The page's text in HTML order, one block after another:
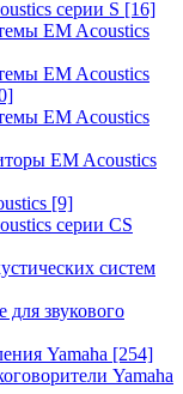
серии S [16]
EM Acoustics
EM Acoustics
EM Acoustics
EM Acoustics
[9]
серии CS
систем
звукового
Yamaha [254]
Yamaha